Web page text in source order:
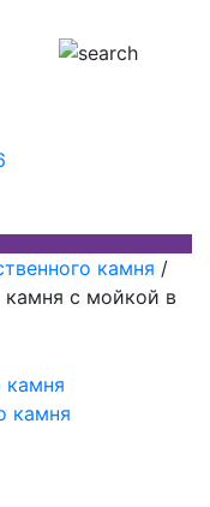
камня /
камня с мойкой в
камня
камня